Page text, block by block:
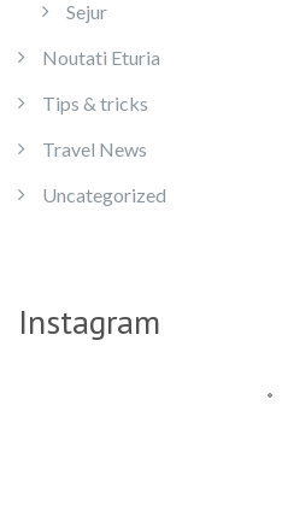
Sejur
Noutati Eturia
Tips & tricks
Travel News
Uncategorized
Instagram